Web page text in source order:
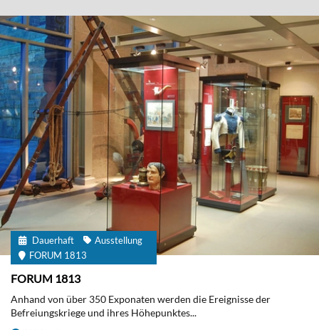
Dauerhaft
Ausstellung
FORUM 1813
FORUM 1813
Anhand von über 350 Exponaten werden die Ereignisse der
Befreiungskriege und ihres Höhepunktes...